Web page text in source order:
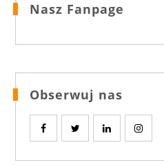
Nasz Fanpage
Obserwuj nas